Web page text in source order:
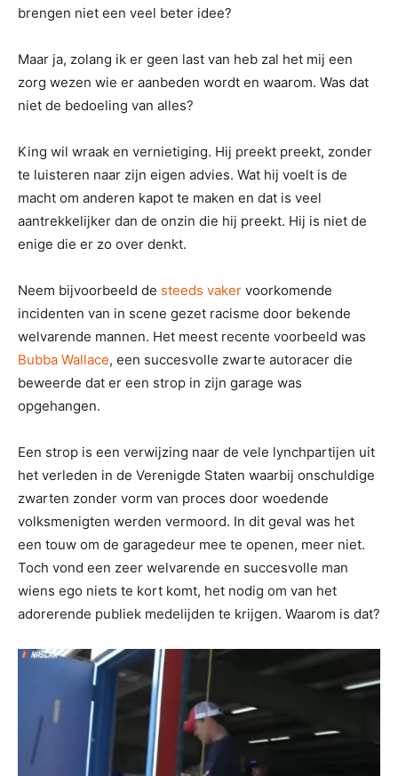
brengen niet een veel beter idee?
Maar ja, zolang ik er geen last van heb zal het mij een
zorg wezen wie er aanbeden wordt en waarom. Was dat
niet de bedoeling van alles?
King wil wraak en vernietiging. Hij preekt preekt, zonder
te luisteren naar zijn eigen advies. Wat hij voelt is de
macht om anderen kapot te maken en dat is veel
aantrekkelijker dan de onzin die hij preekt. Hij is niet de
enige die er zo over denkt.
Neem bijvoorbeeld de steeds vaker voorkomende
incidenten van in scene gezet racisme door bekende
welvarende mannen. Het meest recente voorbeeld was
Bubba Wallace, een succesvolle zwarte autoracer die
beweerde dat er een strop in zijn garage was
opgehangen.
Een strop is een verwijzing naar de vele lynchpartijen uit
het verleden in de Verenigde Staten waarbij onschuldige
zwarten zonder vorm van proces door woedende
volksmenigten werden vermoord. In dit geval was het
een touw om de garagedeur mee te openen, meer niet.
Toch vond een zeer welvarende en succesvolle man
wiens ego niets te kort komt, het nodig om van het
adorerende publiek medelijden te krijgen. Waarom is dat?